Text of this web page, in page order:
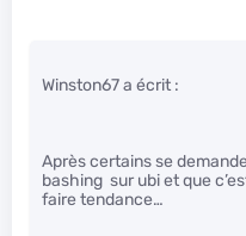
Winston67 a écrit :
Après certains se
bashing sur ubi et que
faire tendance…